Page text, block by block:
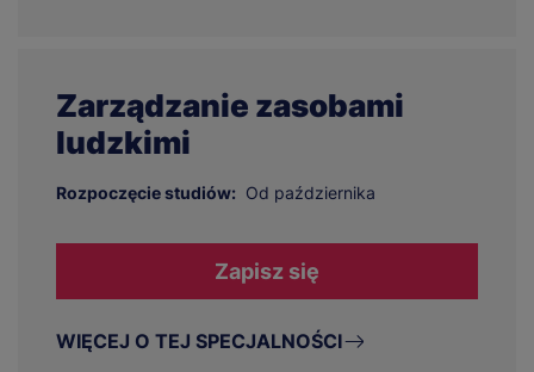
Zarządzanie zasobami
ludzkimi
Rozpoczęcie studiów: Od października
Zapisz się
WIĘCEJ O TEJ SPECJALNOŚCI